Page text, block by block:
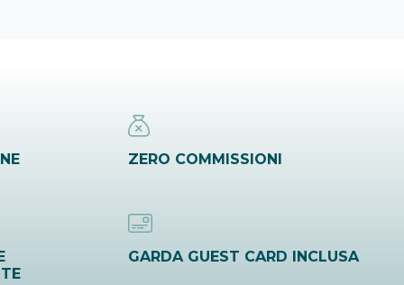
ZERO COMMISSIONI
GARDA GUEST CARD INCLUSA